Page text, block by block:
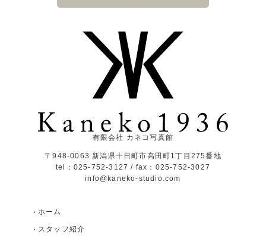
有限会社 カネコ写真館
〒948-0063 新潟県十日町市高田町1丁目275番地
tel：025-752-3127 / fax：025-752-3027
info@kaneko-studio.com
ホーム
スタッフ紹介